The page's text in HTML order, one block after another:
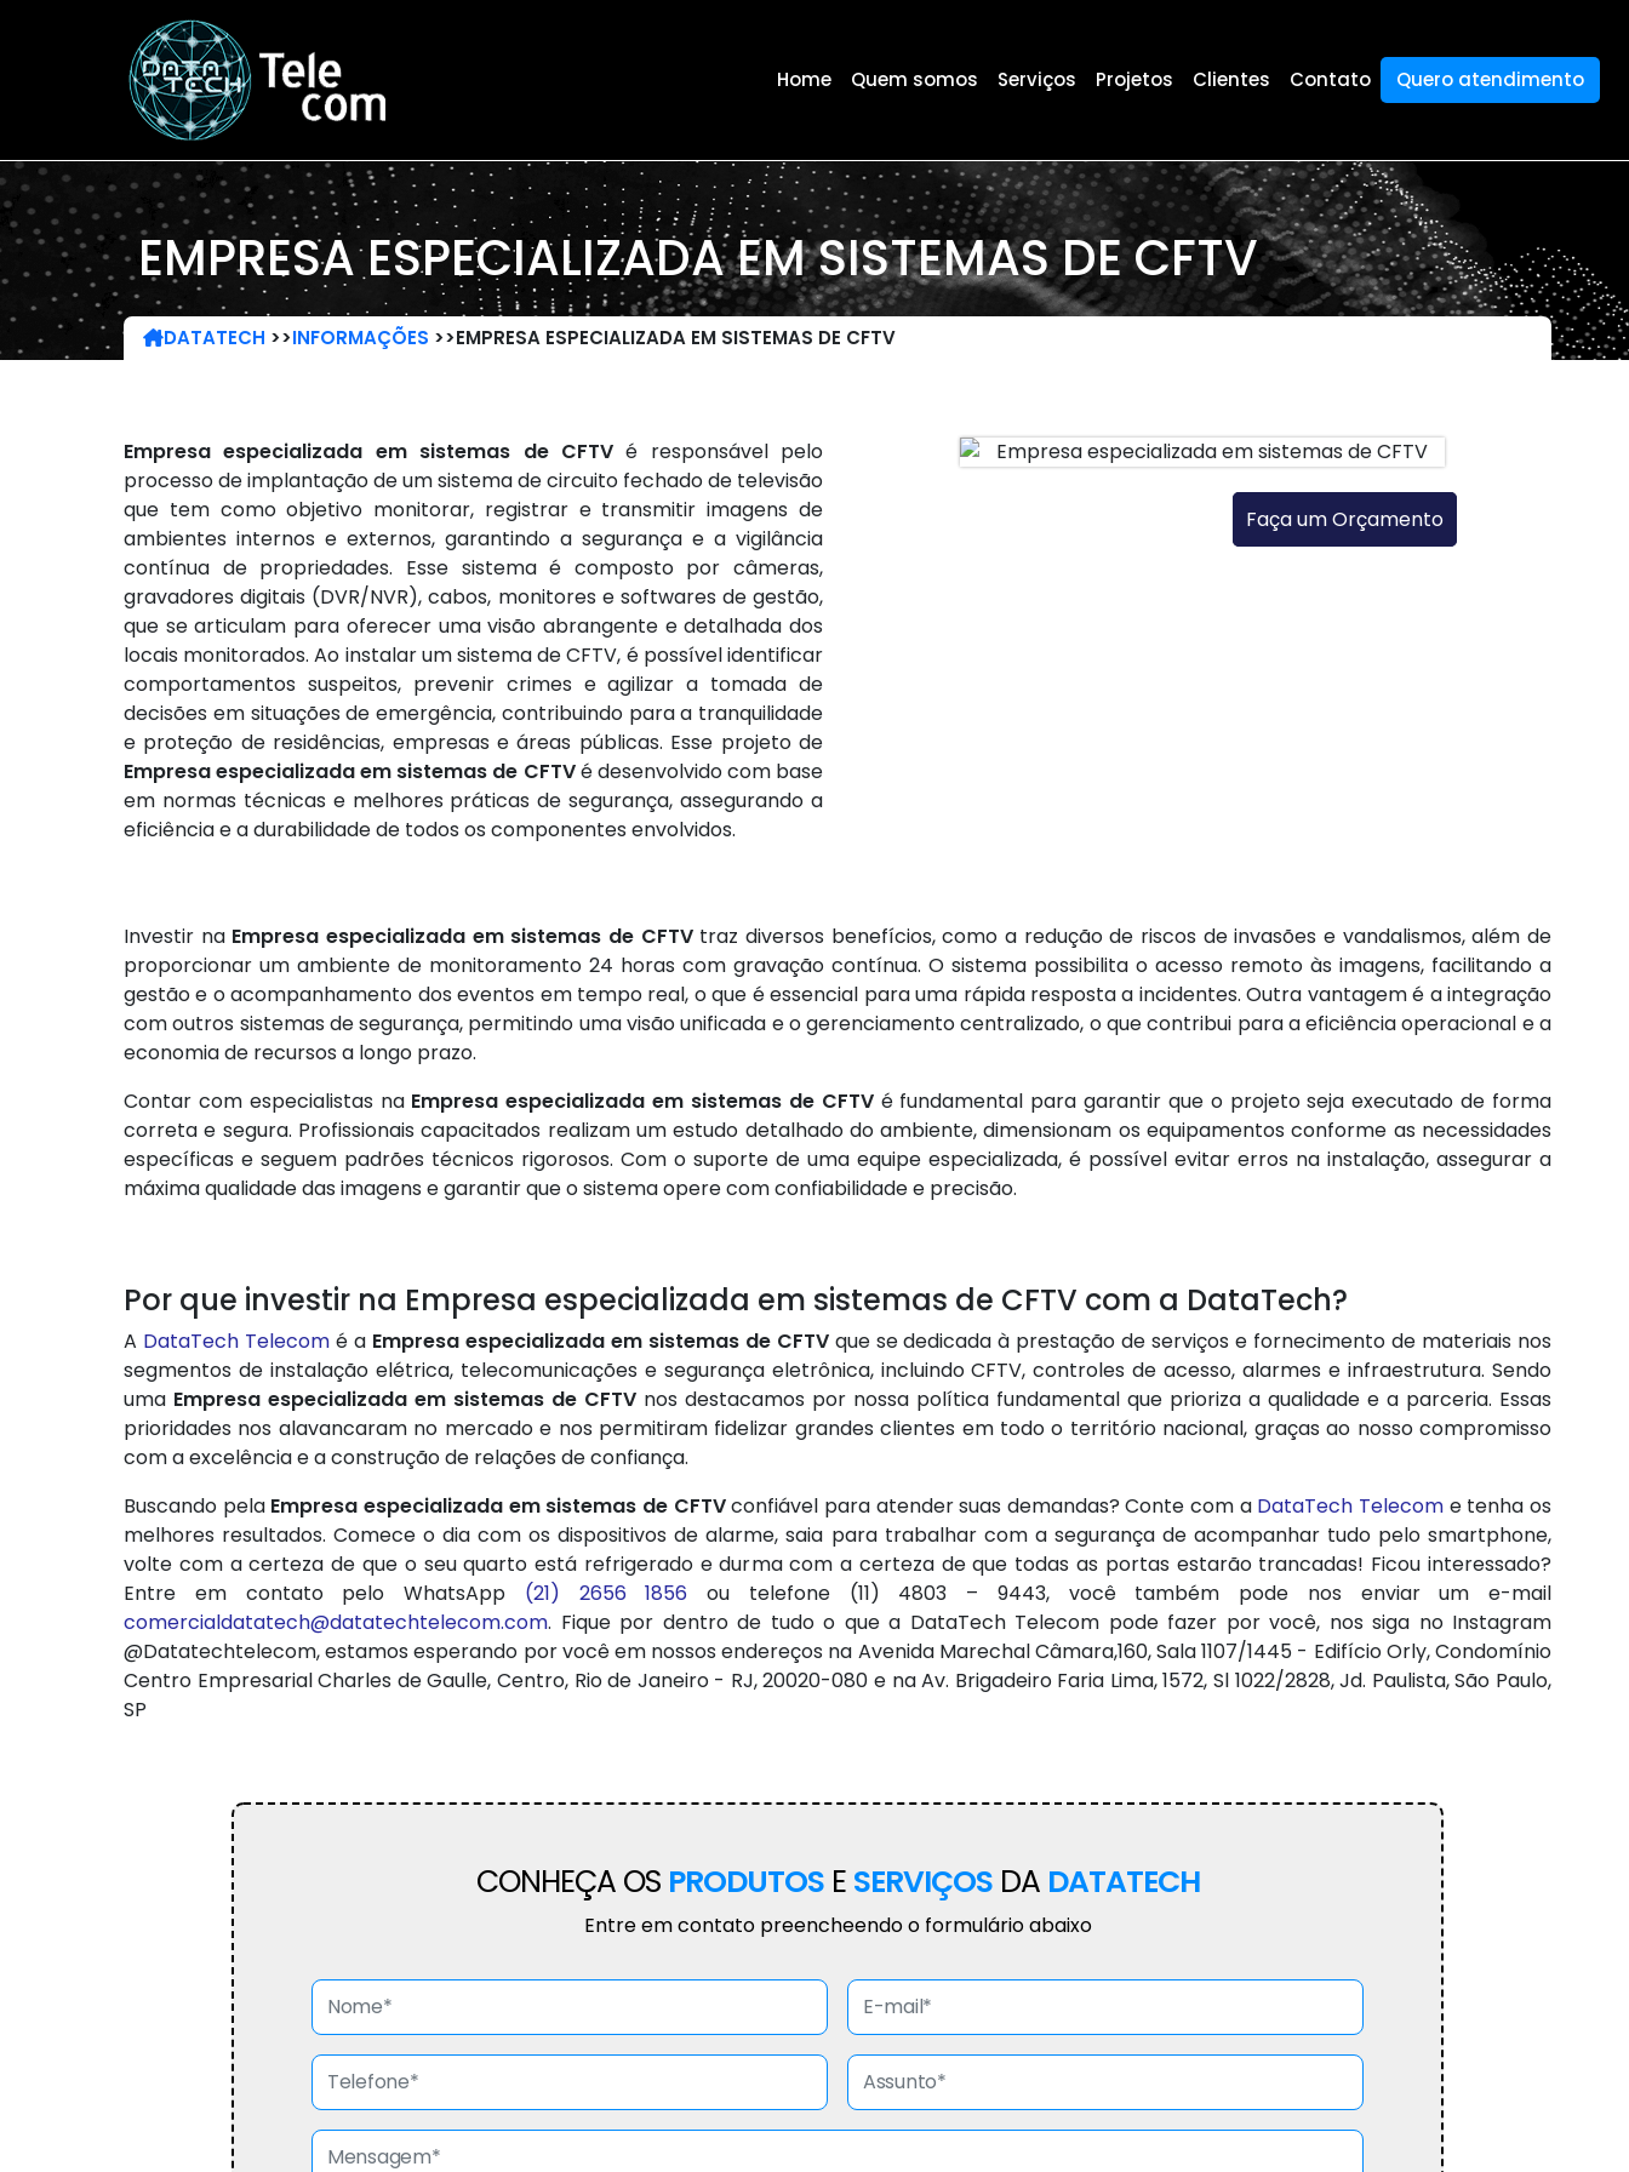
Home Quem somos Serviços Projetos Clientes Contato Quero atendimento
EMPRESA ESPECIALIZADA EM SISTEMAS DE CFTV
DATATECH >>INFORMAÇÕES >>EMPRESA ESPECIALIZADA EM SISTEMAS DE CFTV
Empresa especializada em sistemas de CFTVé responsável pelo
processo de implantação de um sistema de circuito fechado de televisão
que tem como objetivo monitorar, registrar e transmitir imagens de
ambientes internos e externos, garantindo a segurança e a vigilância
contínua de propriedades. Esse sistema é composto por câmeras,
gravadores digitais (DVR/NVR), cabos, monitores e softwares de gestão,
que se articulam para oferecer uma visão abrangente e detalhada dos
locais monitorados. Ao instalar um sistema de CFTV, é possível identificar
comportamentos suspeitos, prevenir crimes e agilizar a tomada de
decisões em situações de emergência, contribuindo para a tranquilidade
e proteção de residências, empresas e áreas públicas. Esse projeto de
Empresa especializada em sistemas de CFTVé desenvolvido com base
em normas técnicas e melhores práticas de segurança, assegurando a
eficiência e a durabilidade de todos os componentes envolvidos.
Faça um Orçamento
Investir na Empresa especializada em sistemas de CFTVtraz diversos benefícios, como a redução de riscos de invasões e vandalismos, além de
proporcionar um ambiente de monitoramento 24 horas com gravação contínua. O sistema possibilita o acesso remoto às imagens, facilitando a
gestão e o acompanhamento dos eventos em tempo real, o que é essencial para uma rápida resposta a incidentes. Outra vantagem é a integração
com outros sistemas de segurança, permitindo uma visão unificada e o gerenciamento centralizado, o que contribui para a eficiência operacional e a
economia de recursos a longo prazo.
Contar com especialistas na Empresa especializada em sistemas de CFTVé fundamental para garantir que o projeto seja executado de forma
correta e segura. Profissionais capacitados realizam um estudo detalhado do ambiente, dimensionam os equipamentos conforme as necessidades
específicas e seguem padrões técnicos rigorosos. Com o suporte de uma equipe especializada, é possível evitar erros na instalação, assegurar a
máxima qualidade das imagens e garantir que o sistema opere com confiabilidade e precisão.
Por que investir na Empresa especializada em sistemas de CFTV com a DataTech?
A DataTech Telecomé a Empresa especializada em sistemas de CFTVque se dedicada à prestação de serviços e fornecimento de materiais nos
segmentos de instalação elétrica, telecomunicações e segurança eletrônica, incluindo CFTV, controles de acesso, alarmes e infraestrutura. Sendo
uma Empresa especializada em sistemas de CFTV nos destacamos por nossa política fundamental que prioriza a qualidade e a parceria. Essas
prioridades nos alavancaram no mercado e nos permitiram fidelizar grandes clientes em todo o território nacional, graças ao nosso compromisso
com a excelência e a construção de relações de confiança.
Buscando pela Empresa especializada em sistemas de CFTVconfiável para atender suas demandas? Conte com a DataTech Telecom e tenha os
melhores resultados. Comece o dia com os dispositivos de alarme, saia para trabalhar com a segurança de acompanhar tudo pelo smartphone,
volte com a certeza de que o seu quarto está refrigerado e durma com a certeza de que todas as portas estarão trancadas! Ficou interessado?
Entre em contato pelo WhatsApp (21) 2656 1856 ou telefone (11) 4803 – 9443, você também pode nos enviar um e-mail
comercialdatatech@datatechtelecom.com. Fique por dentro de tudo o que a DataTech Telecom pode fazer por você, nos siga no Instagram
@Datatechtelecom, estamos esperando por você em nossos endereços na Avenida Marechal Câmara,160, Sala 1107/1445 - Edifício Orly, Condomínio
Centro Empresarial Charles de Gaulle, Centro, Rio de Janeiro - RJ, 20020-080 e na Av. Brigadeiro Faria Lima, 1572, Sl 1022/2828, Jd. Paulista, São Paulo,
SP
CONHEÇA OS PRODUTOSE SERVIÇOSDA DATATECH
Entre em contato preencheendo o formulário abaixo